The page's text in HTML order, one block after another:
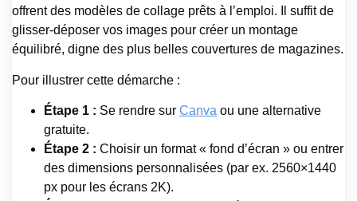
offrent des modèles de collage prêts à l’emploi. Il suffit de
glisser-déposer vos images pour créer un montage
équilibré, digne des plus belles couvertures de magazines.
Pour illustrer cette démarche :
Étape 1 : Se rendre sur Canva ou une alternative
gratuite.
Étape 2 : Choisir un format « fond d’écran » ou entrer
des dimensions personnalisées (par ex. 2560×1440
px pour les écrans 2K).